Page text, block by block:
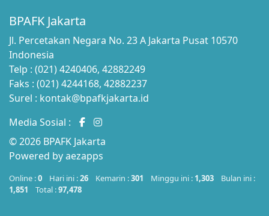
BPAFK Jakarta
Jl. Percetakan Negara No. 23 A Jakarta Pusat 10570
Indonesia
Telp : (021) 4240406, 42882249
Faks : (021) 4244168, 42882237
Surel : kontak@bpafkjakarta.id
Media Sosial :
© 2026 BPAFK Jakarta
Powered byaezapps
Online :0 Hari ini :26 Kemarin :301 Minggu ini : 1,303 Bulan ini :
1,851 Total :97,478